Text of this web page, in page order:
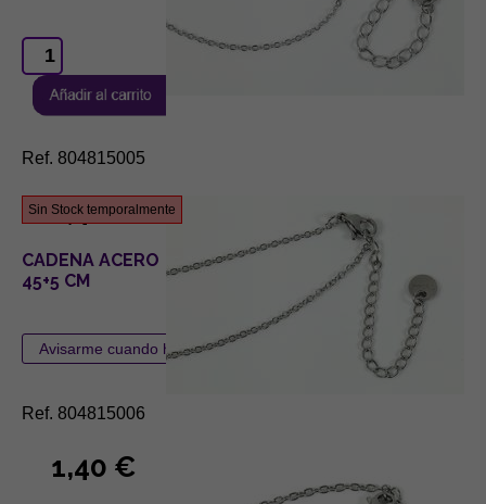
Ref. 804815005
Sin Stock temporalmente
1,40 €
CADENA ACERO
45+5 CM
Ref. 804815006
1,40 €